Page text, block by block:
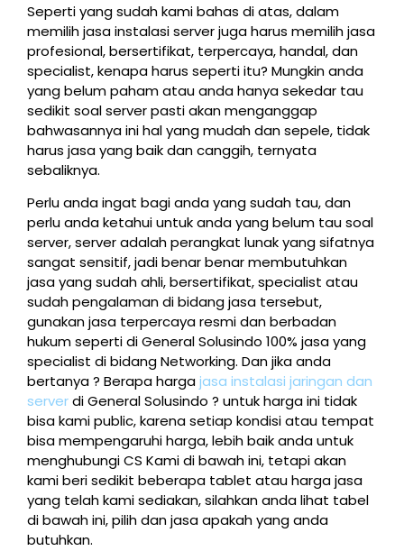
Seperti yang sudah kami bahas di atas, dalam
memilih jasa instalasi server juga harus memilih jasa
profesional, bersertifikat, terpercaya, handal, dan
specialist, kenapa harus seperti itu? Mungkin anda
yang belum paham atau anda hanya sekedar tau
sedikit soal server pasti akan menganggap
bahwasannya ini hal yang mudah dan sepele, tidak
harus jasa yang baik dan canggih, ternyata
sebaliknya.
Perlu anda ingat bagi anda yang sudah tau, dan
perlu anda ketahui untuk anda yang belum tau soal
server, server adalah perangkat lunak yang sifatnya
sangat sensitif, jadi benar benar membutuhkan
jasa yang sudah ahli, bersertifikat, specialist atau
sudah pengalaman di bidang jasa tersebut,
gunakan jasa terpercaya resmi dan berbadan
hukum seperti di General Solusindo 100% jasa yang
specialist di bidang Networking. Dan jika anda
bertanya ? Berapa hargajasa instalasi jaringan dan
serverdi General Solusindo ? untuk harga ini tidak
bisa kami public, karena setiap kondisi atau tempat
bisa mempengaruhi harga, lebih baik anda untuk
menghubungi CS Kami di bawah ini, tetapi akan
kami beri sedikit beberapa tablet atau harga jasa
yang telah kami sediakan, silahkan anda lihat tabel
di bawah ini, pilih dan jasa apakah yang anda
butuhkan.